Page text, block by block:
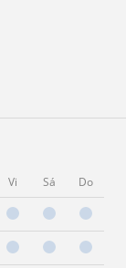
Vi Sá Do